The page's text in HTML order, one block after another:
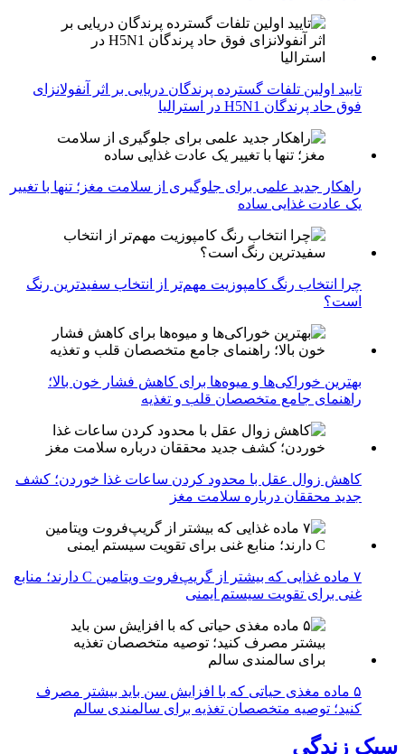
تایید اولین تلفات گسترده پرندگان دریایی بر اثر آنفولانزای
فوق حاد پرندگان H5N1 در استرالیا
راهکار جدید علمی برای جلوگیری از سلامت مغز؛ تنها با تغییر
یک عادت غذایی ساده
چرا انتخاب رنگ کامپوزیت مهم‌تر از انتخاب سفیدترین رنگ
است؟
بهترین خوراکی‌ها و میوه‌ها برای کاهش فشار خون بالا؛
راهنمای جامع متخصصان قلب و تغذیه
کاهش زوال عقل با محدود کردن ساعات غذا خوردن؛ کشف
جدید محققان درباره سلامت مغز
۷ ماده غذایی که بیشتر از گریپ‌فروت ویتامین C دارند؛ منابع
غنی برای تقویت سیستم ایمنی
۵ ماده مغذی حیاتی که با افزایش سن باید بیشتر مصرف
کنید؛ توصیه متخصصان تغذیه برای سالمندی سالم
سبک زندگی